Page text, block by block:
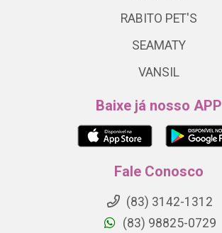
RABITO PET'S
SEAMATY
VANSIL
Baixe já nosso APP
Fale Conosco
(83) 3142-1312
(83) 98825-0729